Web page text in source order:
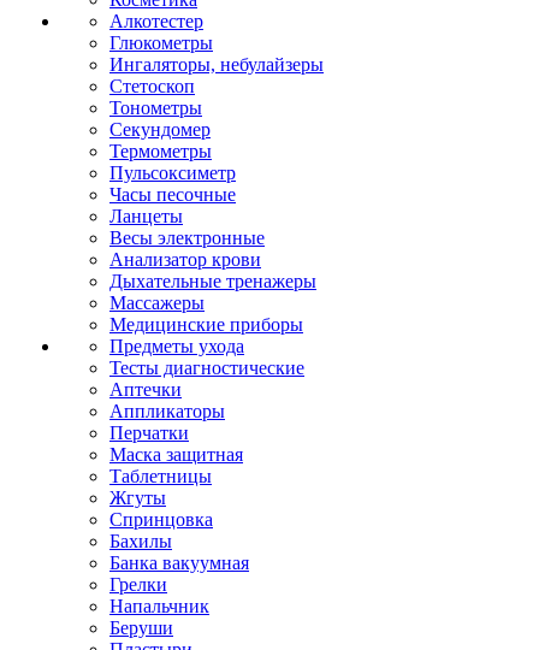
Алкотестер
Глюкометры
Ингаляторы, небулайзеры
Стетоскоп
Тонометры
Секундомер
Термометры
Пульсоксиметр
Часы песочные
Ланцеты
Весы электронные
Анализатор крови
Дыхательные тренажеры
Массажеры
Медицинские приборы
Предметы ухода
Тесты диагностические
Аптечки
Аппликаторы
Перчатки
Маска защитная
Таблетницы
Жгуты
Спринцовка
Бахилы
Банка вакуумная
Грелки
Напальчник
Беруши